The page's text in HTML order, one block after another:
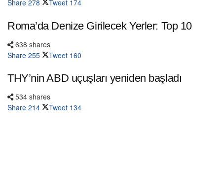
Share 278 Tweet 174
Roma’da Denize Girilecek Yerler: Top 10
638 shares
Share 255 Tweet 160
THY’nin ABD uçuşları yeniden başladı
534 shares
Share 214 Tweet 134